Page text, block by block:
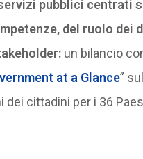
pubblici centrati
del ruolo dei
un bilancio
at a Glance”
cittadini per i 36